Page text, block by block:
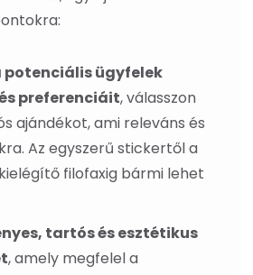
potenciális ügyfelek
preferenciáit, válasszon
ajándékot, ami releváns és
Az egyszerű stickertől a
filofaxig bármi lehet
tartós és esztétikus
, amely megfelel a